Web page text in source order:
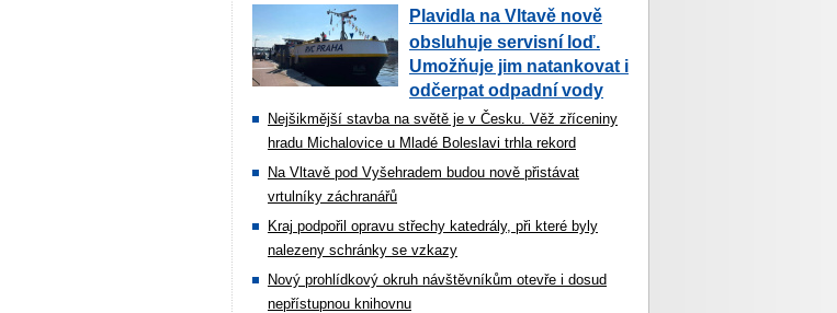
Plavidla na Vltavě nově
obsluhuje servisní loď.
Umožňuje jim natankovat i
odčerpat odpadní vody
Nejšikmější stavba na světě je v Česku. Věž zříceniny
hradu Michalovice u Mladé Boleslavi trhla rekord
Na Vltavě pod Vyšehradem budou nově přistávat
vrtulníky záchranářů
Kraj podpořil opravu střechy katedrály, při které byly
nalezeny schránky se vzkazy
Nový prohlídkový okruh návštěvníkům otevře i dosud
nepřístupnou knihovnu